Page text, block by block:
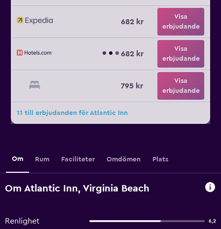
682 kr
Visa
erbjudande
682 kr
Visa
erbjudande
795 kr
Visa
erbjudande
11 till erbjudanden för Atlantic Inn
Om Rum Faciliteter Omdömen Plats
Om Atlantic Inn, Virginia Beach
Renlighet 6,2